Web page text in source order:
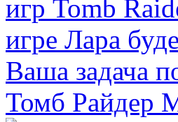
Томб Райдер